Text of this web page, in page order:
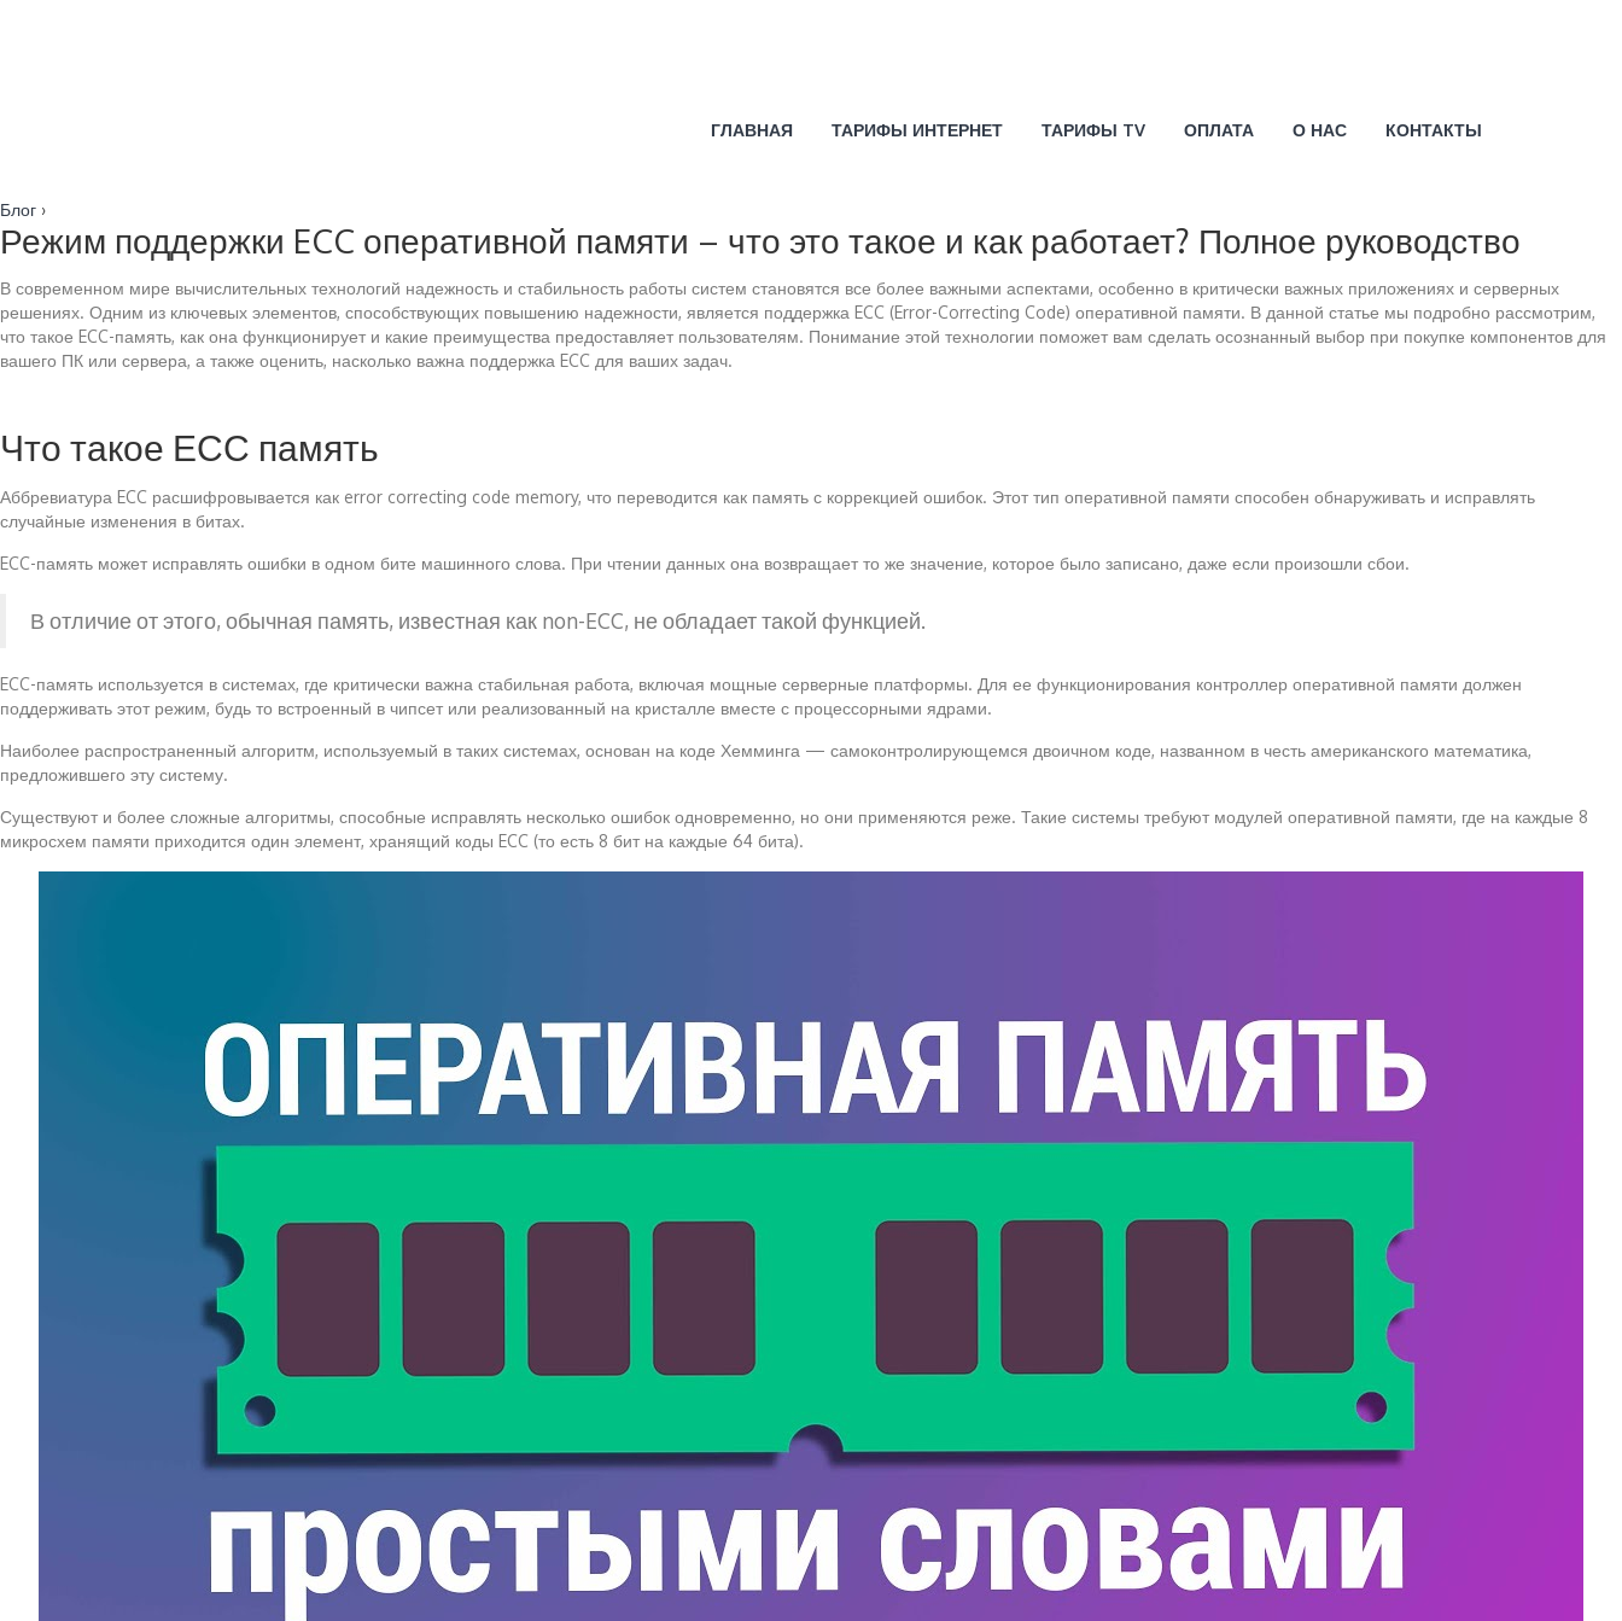
ГЛАВНАЯ ТАРИФЫ ИНТЕРНЕТ ТАРИФЫ TV ОПЛАТА О НАС КОНТАКТЫ
Блог ›
Режим поддержки ECC оперативной памяти – что это такое и как работает? Полное руководство
В современном мире вычислительных технологий надежность и стабильность работы систем становятся все более важными аспектами, особенно в критически важных приложениях и серверных
решениях. Одним из ключевых элементов, способствующих повышению надежности, является поддержка ECC (Error-Correcting Code) оперативной памяти. В данной статье мы подробно рассмотрим,
что такое ECC-память, как она функционирует и какие преимущества предоставляет пользователям. Понимание этой технологии поможет вам сделать осознанный выбор при покупке компонентов для
вашего ПК или сервера, а также оценить, насколько важна поддержка ECC для ваших задач.
Что такое ЕСС память
Аббревиатура ECC расшифровывается как error correcting code memory, что переводится как память с коррекцией ошибок. Этот тип оперативной памяти способен обнаруживать и исправлять
случайные изменения в битах.
ECC-память может исправлять ошибки в одном бите машинного слова. При чтении данных она возвращает то же значение, которое было записано, даже если произошли сбои.
В отличие от этого, обычная память, известная как non-ECC, не обладает такой функцией.
ECC-память используется в системах, где критически важна стабильная работа, включая мощные серверные платформы. Для ее функционирования контроллер оперативной памяти должен
поддерживать этот режим, будь то встроенный в чипсет или реализованный на кристалле вместе с процессорными ядрами.
Наиболее распространенный алгоритм, используемый в таких системах, основан на коде Хемминга — самоконтролирующемся двоичном коде, названном в честь американского математика,
предложившего эту систему.
Существуют и более сложные алгоритмы, способные исправлять несколько ошибок одновременно, но они применяются реже. Такие системы требуют модулей оперативной памяти, где на каждые 8
микросхем памяти приходится один элемент, хранящий коды ECC (то есть 8 бит на каждые 64 бита).